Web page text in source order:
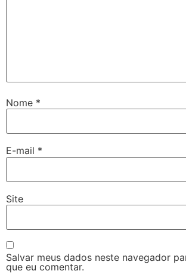
Nome *
E-mail *
Site
Salvar meus dados neste navegador
que eu comentar.